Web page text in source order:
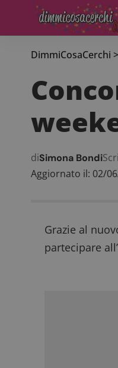
DimmiCosaCerchi >
Aggiornato il: 02/
diSimona Bondi
Grazie al
partecipare